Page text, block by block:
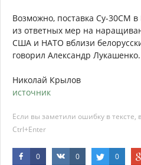
Возможно, поставка Су-30СМ в
из ответных мер на
США и НАТО вблизи
говорил Александр Лукашенко.
Николай Крылов
источник
Если вы заметили ошибку в
Ctrl+Enter
0 0 0